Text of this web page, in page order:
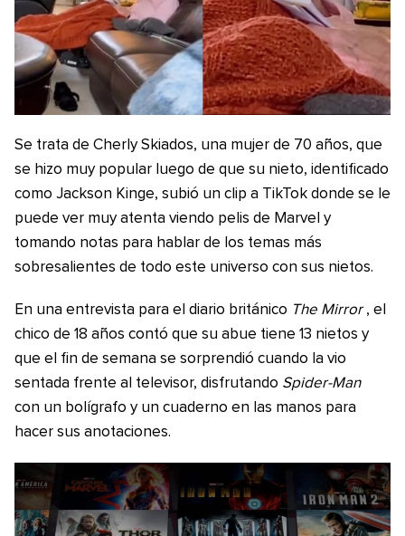
Se trata de Cherly Skiados, una mujer de 70 años, que
se hizo muy popular luego de que su nieto, identificado
como Jackson Kinge, subió un clip a TikTok donde se le
puede ver muy atenta viendo pelis de Marvel y
tomando notas para hablar de los temas más
sobresalientes de todo este universo con sus nietos.
En una entrevista para el diario británico The Mirror , el
chico de 18 años contó que su abue tiene 13 nietos y
que el fin de semana se sorprendió cuando la vio
sentada frente al televisor, disfrutando Spider-Man
con un bolígrafo y un cuaderno en las manos para
hacer sus anotaciones.